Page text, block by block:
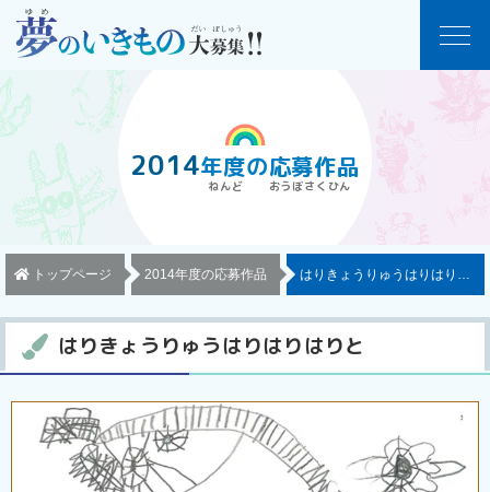
2014年度の応募作品
トップページ 2014年度の応募作品 はりきょうりゅうはりはりはり
はりきょうりゅうはりはりはりと